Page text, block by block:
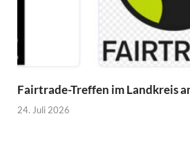
Fairtrade-Treffen im Landkreis
24. Juli 2026